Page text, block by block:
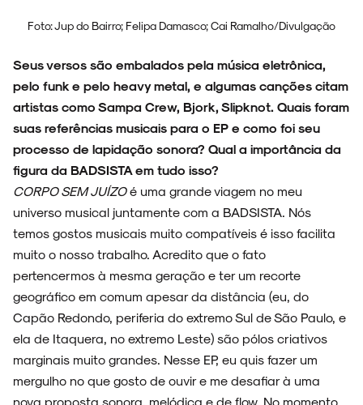
Foto: Jup do Bairro; Felipa Damasco; Cai Ramalho/Divulgação
Seus versos são embalados pela música eletrônica,
pelo funk e pelo heavy metal, e algumas canções citam
artistas como Sampa Crew, Bjork, Slipknot. Quais foram
suas referências musicais para o EP e como foi seu
processo de lapidação sonora? Qual a importância da
figura da BADSISTA em tudo isso?
CORPO SEM JUÍZOé uma grande viagem no meu
universo musical juntamente com a BADSISTA. Nós
temos gostos musicais muito compatíveis é isso facilita
muito o nosso trabalho. Acredito que o fato
pertencermos à mesma geração e ter um recorte
geográfico em comum apesar da distância (eu, do
Capão Redondo, periferia do extremo Sul de São Paulo, e
ela de Itaquera, no extremo Leste) são pólos criativos
marginais muito grandes. Nesse EP, eu quis fazer um
mergulho no que gosto de ouvir e me desafiar à uma
nova proposta sonora, melódica e de flow. No momento